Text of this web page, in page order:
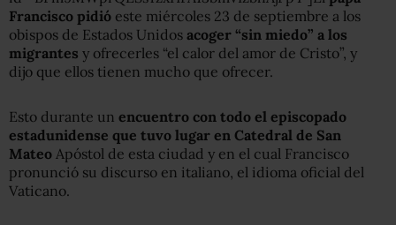
Francisco pidió este miércoles 23 de septiembre a los
obispos de Estados Unidos acoger “sin miedo” a los
migrantes y ofrecerles “el calor del amor de Cristo”, y
dijo que ellos tienen mucho que ofrecer.
Esto durante un encuentro con todo el episcopado
estadunidense que tuvo lugar en Catedral de San
Mateo Apóstol de esta ciudad y en el cual Francisco
pronunció su discurso en italiano, el idioma oficial del
Vaticano.